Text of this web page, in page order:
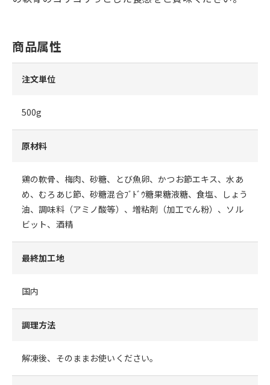
商品属性
注文単位
500g
原材料
鶏の軟骨、梅肉、砂糖、とび魚卵、かつお節エキス、水あ
め、むろあじ節、砂糖混合ﾌﾞﾄﾞｳ糖果糖液糖、食塩、しょう
油、調味料（アミノ酸等）、増粘剤（加工でん粉）、ソル
ビット、酒精
最終加工地
国内
調理方法
解凍後、そのままお使いください。